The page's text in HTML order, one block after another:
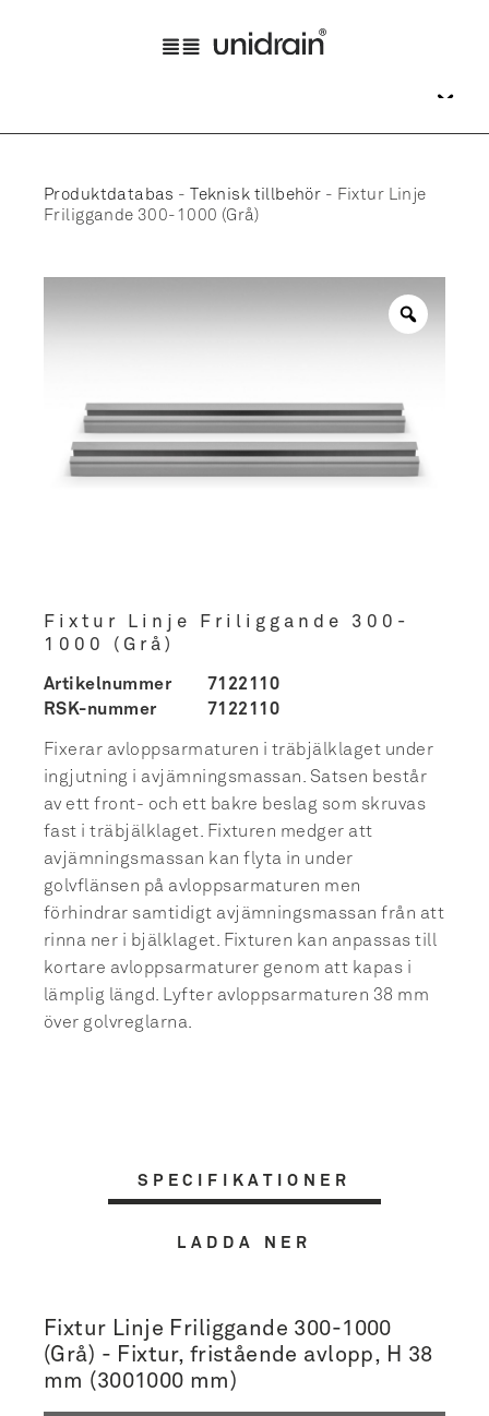
Produktdatabas - Teknisk tillbehör - Fixtur Linje
Friliggande 300-1000 (Grå)
Fixtur Linje Friliggande 300-
1000 (Grå)
Artikelnummer
7122110
RSK-nummer
7122110
Fixerar avloppsarmaturen i träbjälklaget under
ingjutning i avjämningsmassan. Satsen består
av ett front- och ett bakre beslag som skruvas
fast i träbjälklaget. Fixturen medger att
avjämningsmassan kan flyta in under
golvflänsen på avloppsarmaturen men
förhindrar samtidigt avjämningsmassan från att
rinna ner i bjälklaget. Fixturen kan anpassas till
kortare avloppsarmaturer genom att kapas i
lämplig längd. Lyfter avloppsarmaturen 38 mm
över golvreglarna.
SPECIFIKATIONER
LADDA NER
Fixtur Linje Friliggande 300-1000
(Grå) - Fixtur, fristående avlopp, H 38
mm (3001000 mm)